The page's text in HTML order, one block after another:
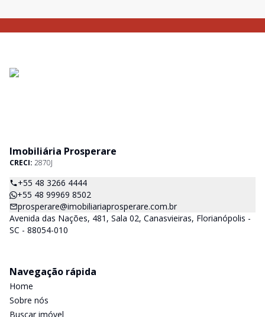
Imobiliária Prosperare
CRECI: 2870J
+55 48 3266 4444
+55 48 99969 8502
prosperare@imobiliariaprosperare.com.br
Avenida das Nações, 481, Sala 02, Canasvieiras, Florianópolis -
SC - 88054-010
Navegação rápida
Home
Sobre nós
Buscar imóvel